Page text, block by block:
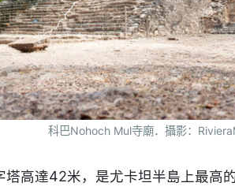
科巴Nohoch Mul寺廟．攝影：
高達42米，是尤卡坦半島上最高的